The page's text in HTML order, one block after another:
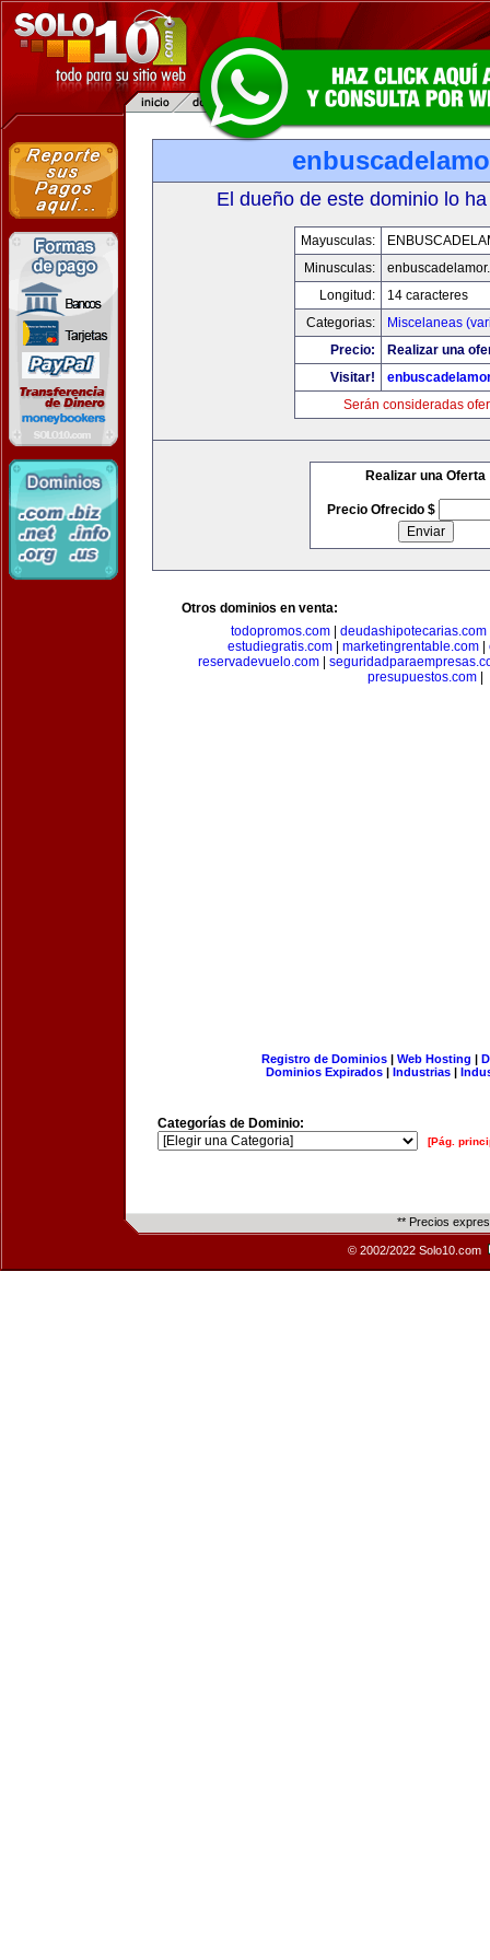
El dueño de este dominio lo
Mayusculas:
Minusculas:
Longitud:
14 caracteres
Categorias:
Miscelaneas
Precio:
Realizar una
Visitar!
Serán consideradas
Realizar una Oferta
Precio Ofrecido $
Otros dominios en venta:
todopromos.com
deudashipotecarias.com
estudiegratis.com
marketingrentable.com
reservadevuelo.com
presupuestos.com
Registro de Dominios| Web Hosting |
Dominios Expirados | Industrias |
Categorías de Dominio:
[Pág.
** Precios
© 2002/2022 Solo10.com